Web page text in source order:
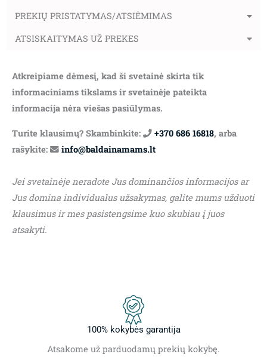
PREKIŲ PRISTATYMAS/ATSIĖMIMAS
ATSISKAITYMAS UŽ PREKES
Atkreipiame dėmesį, kad ši svetainė skirta tik
informaciniams tikslams ir svetainėje pateikta
informacija nėra viešas pasiūlymas.
Turite klausimų? Skambinkite: +370 686 16818, arba
rašykite:
info@baldainamams.lt
Jei svetainėje neradote Jus dominančios informacijos ar
Jus domina individualus užsakymas, galite mums užduoti
klausimus ir mes pasistengsime kuo skubiau į juos
atsakyti.
100% kokybės garantija
Atsakome už parduodamų prekių kokybę.